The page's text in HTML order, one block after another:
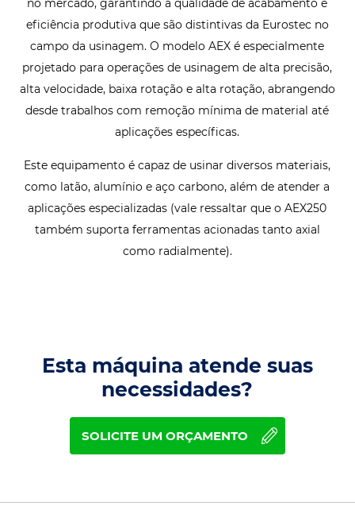
no mercado, garantindo a qualidade de acabamento e
eficiência produtiva que são distintivas da Eurostec no
campo da usinagem. O modelo AEX é especialmente
projetado para operações de usinagem de alta precisão,
alta velocidade, baixa rotação e alta rotação, abrangendo
desde trabalhos com remoção mínima de material até
aplicações específicas.
Este equipamento é capaz de usinar diversos materiais,
como latão, alumínio e aço carbono, além de atender a
aplicações especializadas (vale ressaltar que o AEX250
também suporta ferramentas acionadas tanto axial
como radialmente).
Esta máquina atende suas
necessidades?
SOLICITE UM ORÇAMENTO